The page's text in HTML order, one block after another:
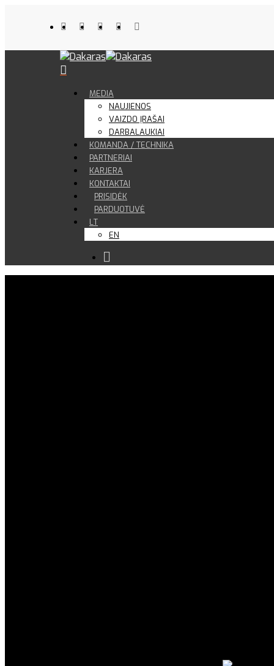
MEDIA
NAUJIENOS
VAIZDO ĮRAŠAI
DARBALAUKIAI
KOMANDA / TECHNIKA
PARTNERIAI
KARJERA
KONTAKTAI
PRISIDĖK
PARDUOTUVĖ
LT
EN